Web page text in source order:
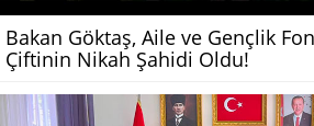
Bakan Göktaş, Aile ve Gençlik
Çiftinin Nikah Şahidi Oldu!